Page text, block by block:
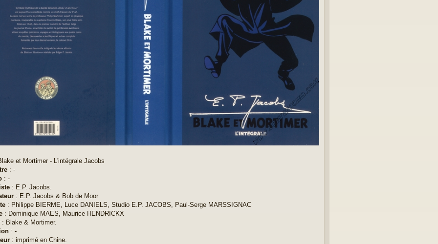
et Mortimer - L'intégrale Jacobs
: -
: -
: E.P. Jacobs.
: E.P. Jacobs & Bob de Moor
: Philippe BIERME, Luce DANIELS, Studio E.P. JACOBS, Paul-Serge MARSSIGNAC
: Dominique MAES, Maurice HENDRICKX
: Blake & Mortimer.
: -
: imprimé en Chine.